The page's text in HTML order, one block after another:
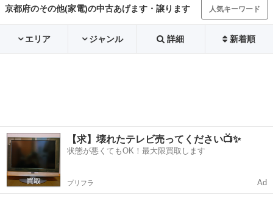
京都府のその他(家電)の中古あげます・譲ります 人気キーワード
エリア ジャンル 詳細 新着順
【求】壊れたテレビ売ってください📺✨
状態が悪くてもOK！最大限買取します
プリフラ Ad